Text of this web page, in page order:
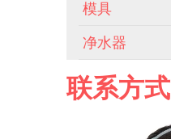
模具
净水器
联系方式